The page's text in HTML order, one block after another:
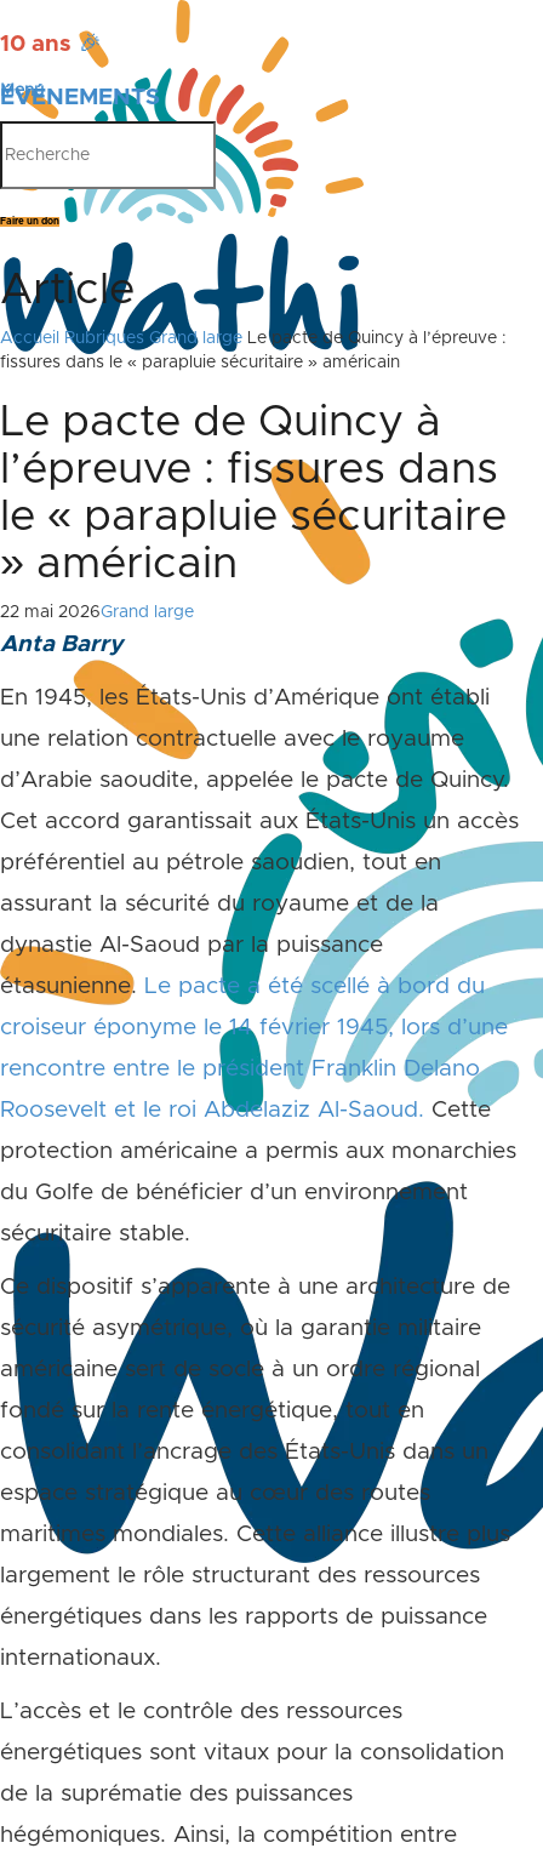
10 ans 🎉
ÉVÉNEMENTS
PUBLICATIONS
Menu
Faire un don
Article
Accueil Rubriques Grand large Le pacte de Quincy à l’épreuve :
fissures dans le « parapluie sécuritaire » américain
Le pacte de Quincy à
l’épreuve : fissures dans
le « parapluie sécuritaire
» américain
22 mai 2026Grand large
Anta Barry
En 1945, les États-Unis d’Amérique ont établi
une relation contractuelle avec le royaume
d’Arabie saoudite, appelée le pacte de Quincy.
Cet accord garantissait aux États-Unis un accès
préférentiel au pétrole saoudien, tout en
assurant la sécurité du royaume et de la
dynastie Al-Saoud par la puissance
étasunienne. Le pacte a été scellé à bord du
croiseur éponyme le 14 février 1945, lors d’une
rencontre entre le président Franklin Delano
Roosevelt et le roi Abdelaziz Al-Saoud. Cette
protection américaine a permis aux monarchies
du Golfe de bénéficier d’un environnement
sécuritaire stable.
Ce dispositif s’apparente à une architecture de
sécurité asymétrique, où la garantie militaire
américaine sert de socle à un ordre régional
fondé sur la rente énergétique, tout en
consolidant l’ancrage des États-Unis dans un
espace stratégique au cœur des routes
maritimes mondiales. Cette alliance illustre plus
largement le rôle structurant des ressources
énergétiques dans les rapports de puissance
internationaux.
L’accès et le contrôle des ressources
énergétiques sont vitaux pour la consolidation
de la suprématie des puissances
hégémoniques. Ainsi, la compétition entre